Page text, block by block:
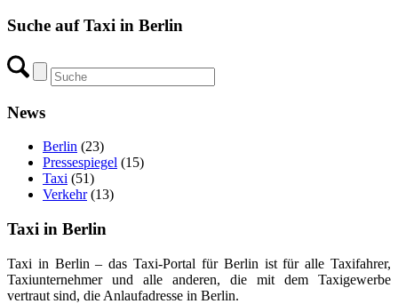
Suche auf Taxi in Berlin
News
Berlin (23)
Pressespiegel (15)
Taxi (51)
Verkehr(13)
Taxi in Berlin
Taxi in Berlin – das Taxi-Portal für Berlin ist für alle Taxifahrer,
Taxiunternehmer und alle anderen, die mit dem Taxigewerbe
vertraut sind, die Anlaufadresse in Berlin.